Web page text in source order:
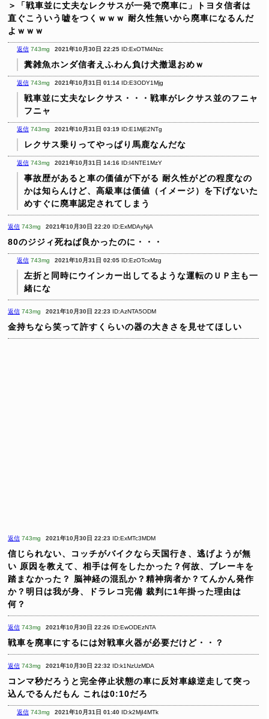
＞「戦車並に丈夫なレクサスが一発で廃車に」トヨタ信者は
直ぐこういう嘘をつくｗｗｗ 耐久性無いから廃車になるんだ
よｗｗｗ
返信 743mg 2021年10月30日 22:25 ID:ExOTM4Nzc
糞雑魚ホンダ信者えふわん負け犬撤退おめｗ
返信 743mg 2021年10月31日 01:14 ID:E3ODY1Mjg
戦車並に丈夫なレクサス・・・戦車がレクサス並のフニャ
フニャ
返信 743mg 2021年10月31日 03:19 ID:E1MjE2NTg
レクサス乗りってやっぱり馬鹿なんだな
返信 743mg 2021年10月31日 14:16 ID:I4NTE1MzY
事故歴があると車の価値が下がる 耐久性がどの程度なの
かは知らんけど、高級車は価値（イメージ）を下げないた
めすぐに廃車認定されてしまう
返信 743mg 2021年10月30日 22:20 ID:ExMDAyNjA
80のジジィ死ねば良かったのに・・・
返信 743mg 2021年10月31日 02:05 ID:EzOTcxMzg
左折と同時にウインカー出してるような運転のＵＰ主も一
緒にな
返信 743mg 2021年10月30日 22:23 ID:AzNTA5ODM
金持ちなら笑って許すくらいの器の大きさを見せてほしい
返信 743mg 2021年10月30日 22:23 ID:ExMTc3MDM
信じられない、コッチがバイクなら天国行き、逃げようが無
い 原因を教えて、相手は何をしたかった？何故、ブレーキを
踏まなかった？
脳神経の混乱か？精神病者か？てんかん発作
か？明日は我が身、ドラレコ完備 裁判に1年掛った理由は
何？
返信 743mg 2021年10月30日 22:26 ID:EwODEzNTA
戦車を廃車にするには対戦車火器が必要だけど・・？
返信 743mg 2021年10月30日 22:32 ID:k1NzUzMDA
コンマ秒だろうと完全停止状態の車に反対車線逆走して突っ
込んでるんだもん これは0:10だろ
返信 743mg 2021年10月31日 01:40 ID:k2MjI4MTk